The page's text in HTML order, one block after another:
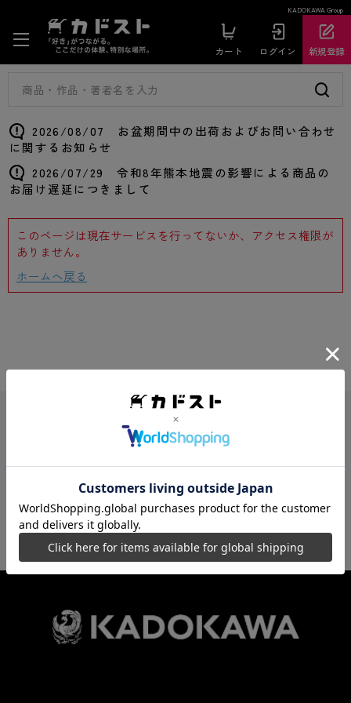
KADOKAWA Group
カート ログイン 新規登録
2026/08/07 お盆期間中の出荷およびお問い合わせ
に関するお知らせ
2026/07/29 令和8年熊本地震の影響による商品の
お届け遅延につきまして
このページは現在サービスを行ってないか、アクセス権限が
ありません。
ホームへ戻る
カドスト最新情報を配信中
ソーシャルメディア一覧